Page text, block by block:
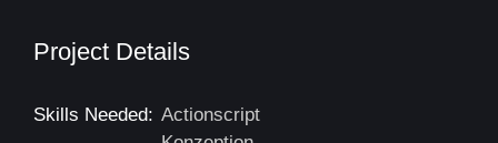
Project Details
Skills Needed: Actionscript